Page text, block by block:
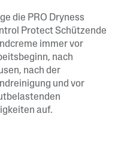
die PRO Dryness
Protect Schützende
immer vor
nach
nach der
und vor
auf.